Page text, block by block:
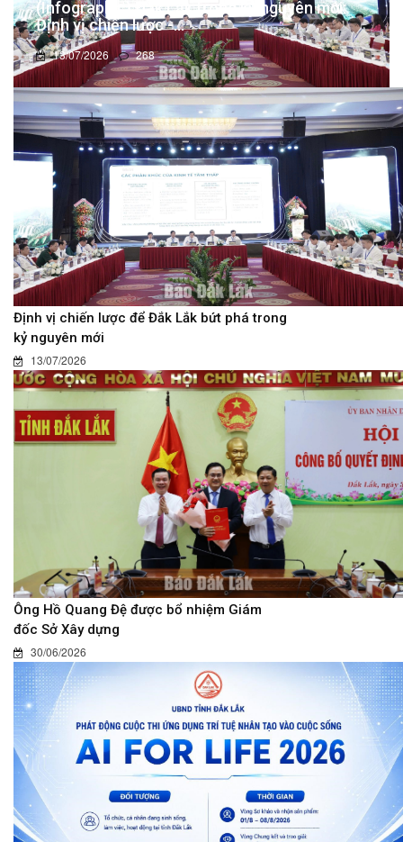
(Infographic) Đắk Lắk trong kỷ nguyên mới:
Định vị chiến lược -...
13/07/2026 268
Định vị chiến lược để Đắk Lắk bứt phá trong
kỷ nguyên mới
13/07/2026
Ông Hồ Quang Đệ được bổ nhiệm Giám
đốc Sở Xây dựng
30/06/2026